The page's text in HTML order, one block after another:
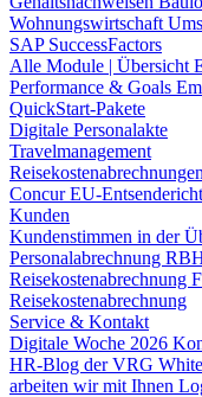
Wohnungswirtschaft
SAP SuccessFactors
Alle Module | Übersicht
Performance & Goals
QuickStart-Pakete
Digitale Personalakte
Travelmanagement
Reisekostenabrechnungen
ConcurEU-
Kunden
Kundenstimmen in der
Personalabrechnung
Reisekostenabrechnung
Reisekostenabrechnung
Service & Kontakt
Digitale Woche 2026
HR-Blog der VRG
arbeiten wir mit Ihnen